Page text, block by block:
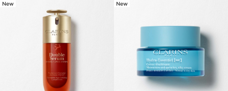
컨텐츠로 이동하기
New New